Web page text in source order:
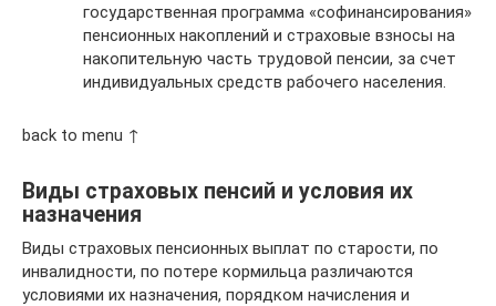
государственная программа «софинансирования»
пенсионных накоплений и страховые взносы на
накопительную часть трудовой пенсии, за счет
индивидуальных средств рабочего населения.
back to menu ↑
Виды страховых пенсий и условия их
назначения
Виды страховых пенсионных выплат по старости, по
инвалидности, по потере кормильца различаются
условиями их назначения, порядком начисления и